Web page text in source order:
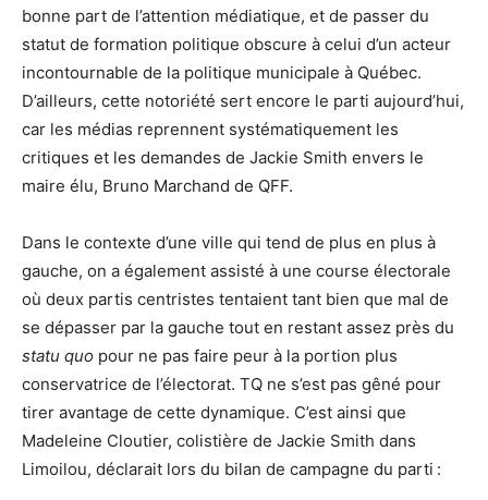
bonne part de l’attention médiatique, et de passer du
statut de formation politique obscure à celui d’un acteur
incontournable de la politique municipale à Québec.
D’ailleurs, cette notoriété sert encore le parti aujourd’hui,
car les médias reprennent systématiquement les
critiques et les demandes de Jackie Smith envers le
maire élu, Bruno Marchand de QFF.
Dans le contexte d’une ville qui tend de plus en plus à
gauche, on a également assisté à une course électorale
où deux partis centristes tentaient tant bien que mal de
se dépasser par la gauche tout en restant assez près du
statu quo pour ne pas faire peur à la portion plus
conservatrice de l’électorat. TQ ne s’est pas gêné pour
tirer avantage de cette dynamique. C’est ainsi que
Madeleine Cloutier, colistière de Jackie Smith dans
Limoilou, déclarait lors du bilan de campagne du parti :